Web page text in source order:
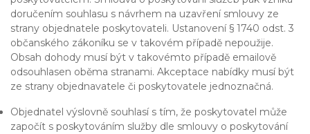
doručením souhlasu s návrhem na uzavření smlouvy ze
strany objednatele poskytovateli. Ustanovení § 1740 odst. 3
občanského zákoníku se v takovém případě nepoužije.
Obsah dohody musí být v takovémto případě emailově
odsouhlasen oběma stranami. Akceptace nabídky musí být
ze strany objednavatele či poskytovatele jednoznačná.
Objednatel výslovně souhlasí s tím, že poskytovatel může
započít s poskytováním služby dle smlouvy o poskytování